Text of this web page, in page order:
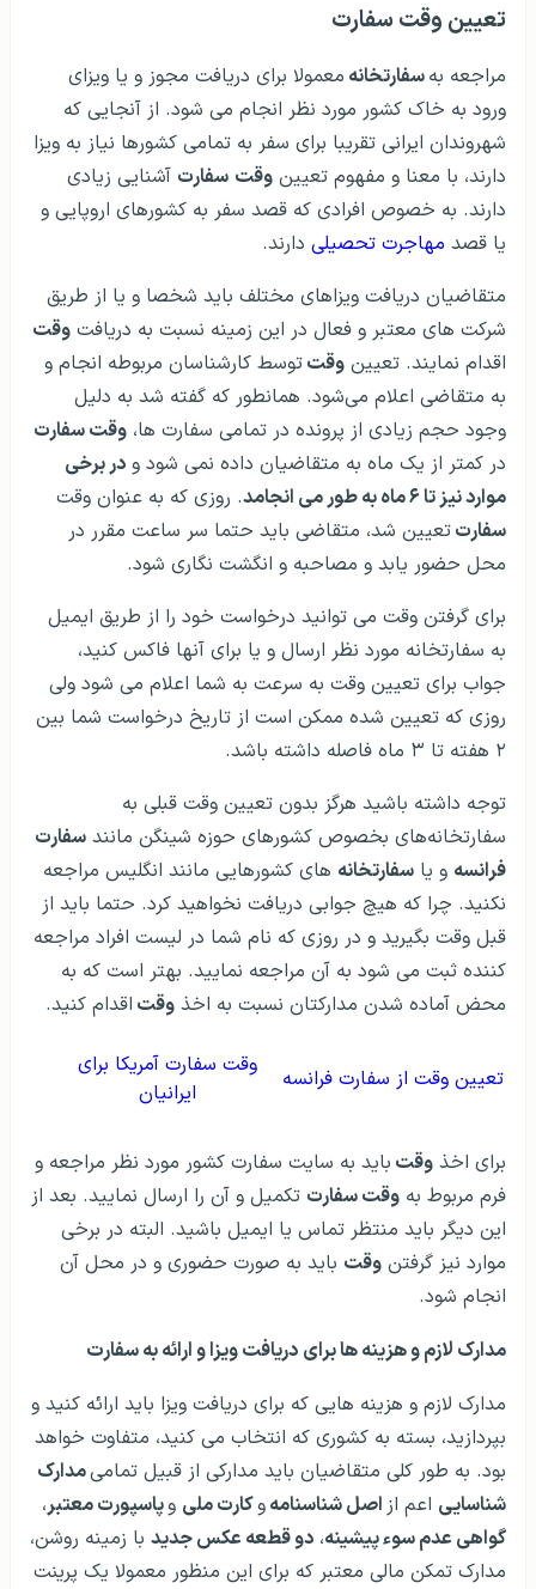
تعیین وقت سفارت
مراجعه بهسفارتخانه معمولا برای دریافت مجوز و یا ویزای
ورود به خاک کشور مورد نظر انجام می شود. از آنجایی که
شهروندان ایرانی تقریبا برای سفر به تمامی کشورها نیاز به ویزا
دارند، با معنا و مفهوم تعیین وقت سفارت آشنایی زیادی
دارند. به خصوص افرادی که قصد سفر به کشورهای اروپایی و
یا قصد مهاجرت تحصیلی دارند.
متقاضیان دریافت ویزاهای مختلف باید شخصا و یا از طریق
شرکت های معتبر و فعال در این زمینه نسبت به دریافت وقت
اقدام نمایند. تعیین وقتتوسط کارشناسان مربوطه انجام و
به متقاضی اعلام می‌شود. همانطور که گفته شد به دلیل
وجود حجم زیادی از پرونده در تمامی سفارت ها، وقت سفارت
در کمتر از یک ماه به متقاضیان داده نمی شود و در برخی
موارد نیز تا ۶ ماه به طور می انجامد
. روزی که به عنوان وقت
سفارتتعیین شد، متقاضی باید حتما سر ساعت مقرر در
محل حضور یابد و مصاحبه و انگشت نگاری شود.
برای گرفتن وقت می توانید درخواست خود را از طریق ایمیل
به سفارتخانه مورد نظر ارسال و یا برای آنها فاکس کنید،
جواب برای تعیین وقت به سرعت به شما اعلام می شود ولی
روزی که تعیین شده ممکن است از تاریخ درخواست شما بین
۲ هفته تا ۳ ماه فاصله داشته باشد.
توجه داشته باشید هرگز بدون تعیین وقت قبلی به
سفارتخانه‌های بخصوص کشورهای حوزه شینگن مانند سفارت
فرانسه و یا سفارتخانه های کشورهایی مانند انگلیس مراجعه
نکنید. چرا که هیچ جوابی دریافت نخواهید کرد. حتما باید از
قبل وقت بگیرید و در روزی که نام شما در لیست افراد مراجعه
کننده ثبت می شود به آن مراجعه نمایید. بهتر است که به
محض آماده شدن مدارکتان نسبت به اخذ وقت اقدام کنید.
تعیین وقت از سفارت فرانسه
وقت سفارت آمریکا برای
ایرانیان
برای اخذ وقت باید به سایت سفارت کشور مورد نظر مراجعه و
فرم مربوط به وقت سفارت تکمیل و آن را ارسال نمایید. بعد از
این دیگر باید منتظر تماس یا ایمیل باشید. البته در برخی
موارد نیز گرفتن وقت باید به صورت حضوری و در محل آن
انجام شود.
مدارک لازم و هزینه ها برای دریافت ویزا و ارائه به سفارت
مدارک لازم و هزینه هایی که برای دریافت ویزا باید ارائه کنید و
بپردازید، بسته به کشوری که انتخاب می کنید، متفاوت خواهد
بود. به طور کلی متقاضیان باید مدارکی از قبیل تمامیمدارک
شناسایی اعم از اصل شناسنامهوکارت ملی وپاسپورت معتبر،
گواهی عدم سوء پیشینه، دو قطعه عکس جدید با زمینه روشن،
مدارک تمکن مالی معتبر که برای این منظور معمولا یک پرینت